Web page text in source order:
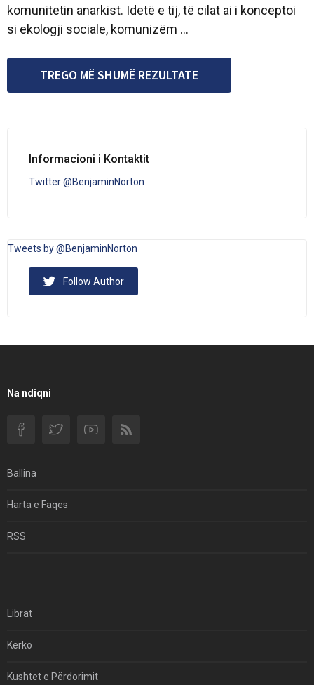
komunitetin anarkist. Idetë e tij, të cilat ai i konceptoi
si ekologji sociale, komunizëm ...
TREGO MË SHUMË REZULTATE
Informacioni i Kontaktit
Twitter @BenjaminNorton
Tweets by @BenjaminNorton
Follow Author
Na ndiqni
Ballina
Harta e Faqes
RSS
Librat
Kërko
Kushtet e Përdorimit